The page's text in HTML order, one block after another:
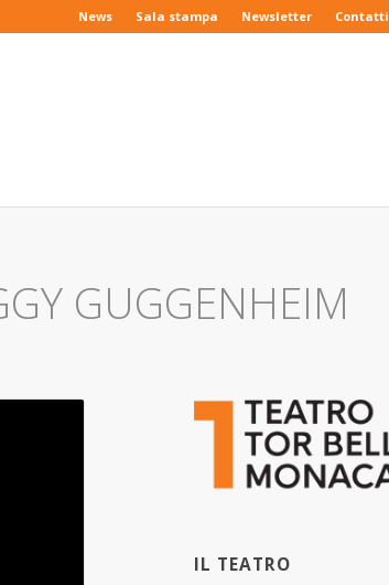
News Sala stampa Newsletter Contatti
GUGGENHEIM
IL TEATRO